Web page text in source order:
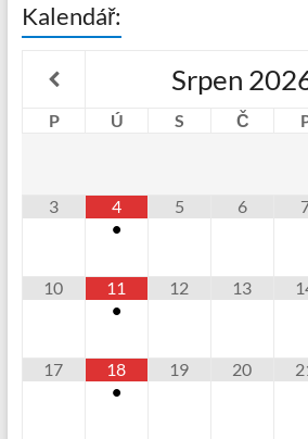
Kalendář:
Srpen
P Ú S Č
3
4
•
5 6
10
11
•
12 13
17
18
•
19 20